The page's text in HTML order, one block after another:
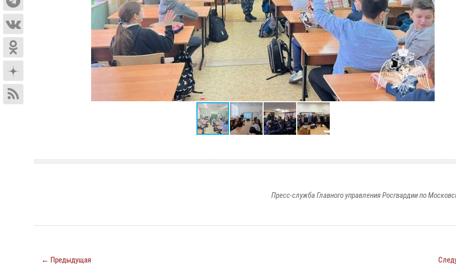
Пресс-служба Главного управления Росгвардии по
← Предыдущая